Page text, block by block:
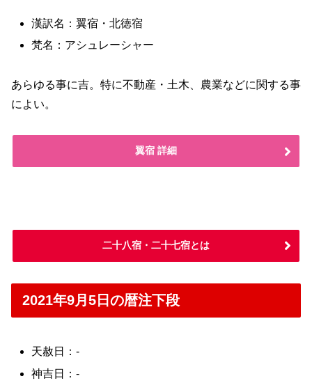
漢訳名：翼宿・北徳宿
梵名：アシュレーシャー
あらゆる事に吉。特に不動産・土木、農業などに関する事
によい。
翼宿 詳細
二十八宿・二十七宿とは
2021年9月5日の暦注下段
天赦日：-
神吉日：-